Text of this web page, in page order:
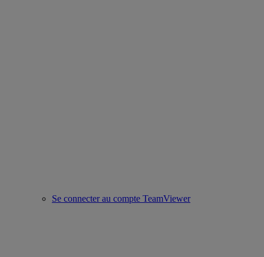
Se connecter au compte TeamViewer